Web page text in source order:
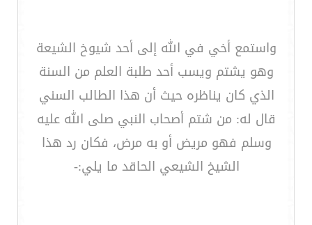
واستمع أخي في الله إلى أحد شيوخ الشيعة
وهو يشتم ويسب أحد طلبة العلم من السنة
الذي كان يناظره حيث أن هذا الطالب السني
قال له: من شتم أصحاب النبي صلى الله عليه
وسلم فهو مريض أو به مرض، فكان رد هذا
الشيخ الشيعي الحاقد ما يلي:-